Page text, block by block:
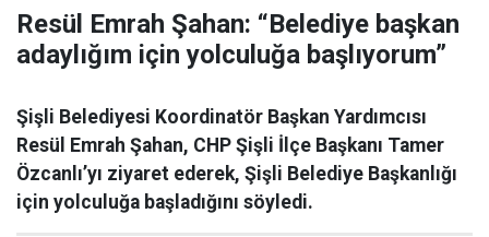
Resül Emrah Şahan: “Belediye başkan
adaylığım için yolculuğa başlıyorum”
Şişli Belediyesi Koordinatör Başkan Yardımcısı
Resül Emrah Şahan, CHP Şişli İlçe Başkanı Tamer
Özcanlı’yı ziyaret ederek, Şişli Belediye Başkanlığı
için yolculuğa başladığını söyledi.